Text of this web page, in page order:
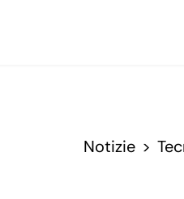
Notizie